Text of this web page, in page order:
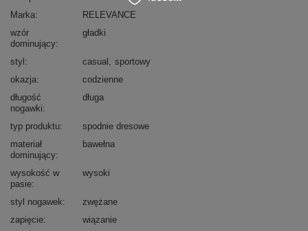
Marka
RELEVANCE
wzór
dominujący
gładki
styl casual
sportowy
okazja
codzienne
długość
nogawki
długa
typ produktu
spodnie dresowe
materiał
dominujący
bawełna
wysokość w
pasie
wysoki
styl nogawek
zwężane
zapięcie
wiązanie